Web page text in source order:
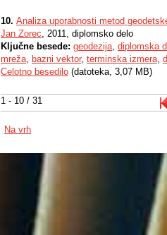
1 - 10 / 31
10. Analiza uporabnosti metod
Jan Zorec, 2011, diplomsko delo
Ključne besede: geodezija, diplomska
mreža, bazni vektor, terminska izmera,
Celotno besedilo (datoteka, 3,07 MB)
Na vrh